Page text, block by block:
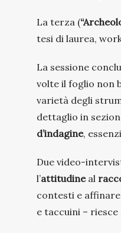
La terza (
tesi di laurea,
La sessione
volte il foglio non
varietà degli
dettaglio in
d’indagine,
Due video-
l’attitudineal
contesti e
e taccuini –